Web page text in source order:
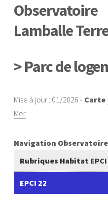
Lamballe
> Parc de
Mise à jour : 01/2026 - Carte
Mer
Navigation Observatoire
Rubriques Habitat EPCI
EPCI 22